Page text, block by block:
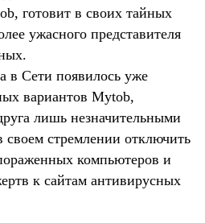
готовит в своих тайных
ужасного представителя
в Сети появилось уже
вариантов Mytob,
лишь незначительными
стремлении отключить
компьютеров и
к сайтам антивирусных